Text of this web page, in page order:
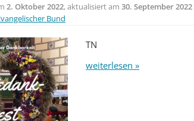
2. Oktober 2022, aktualisiert am 30. September 2022
Bund
TN
weiterlesen »